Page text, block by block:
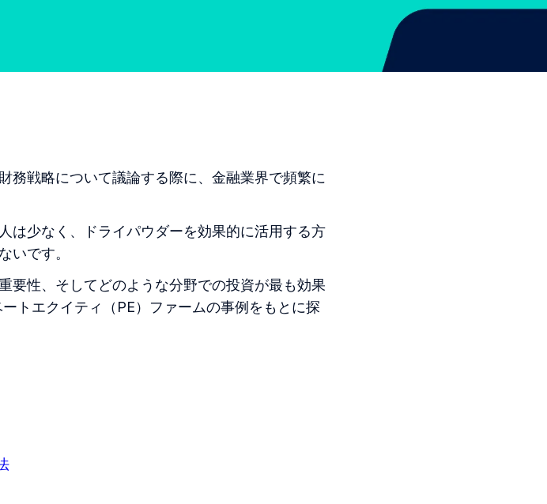
務戦略について議論する際に、金融業界で頻繁に
は少なく、ドライパウダーを効果的に活用する方
いです。
要性、そしてどのような分野での投資が最も効果
トエクイティ（PE）ファームの事例をもとに探